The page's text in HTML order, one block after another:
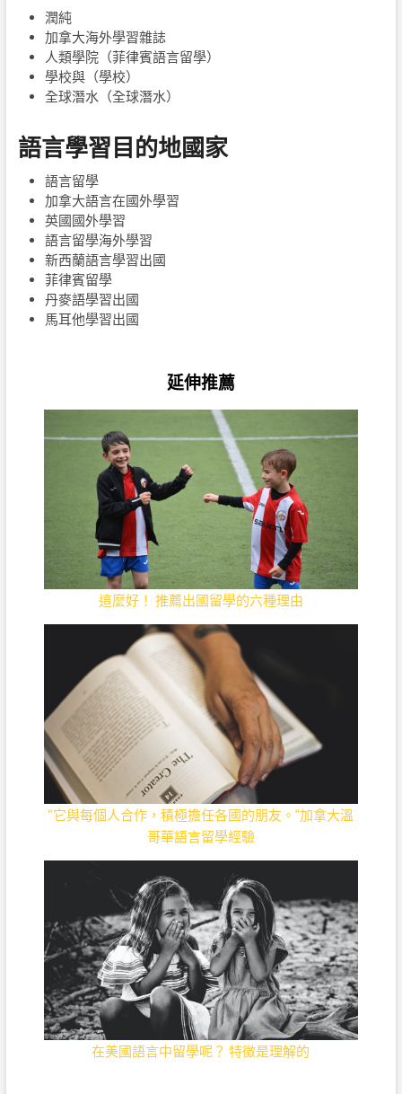
潤純
加拿大海外學習雜誌
人類學院（菲律賓語言留學）
學校與（學校）
全球潛水（全球潛水）
語言學習目的地國家
語言留學
加拿大語言在國外學習
英國國外學習
語言留學海外學習
新西蘭語言學習出國
菲律賓留學
丹麥語學習出國
馬耳他學習出國
延伸推薦
這麼好！ 推薦出國留學的六種理由
“它與每個人合作，積極擔任各國的朋友。”加拿大溫
哥華語言留學經驗
在美國語言中留學呢？ 特徵是理解的